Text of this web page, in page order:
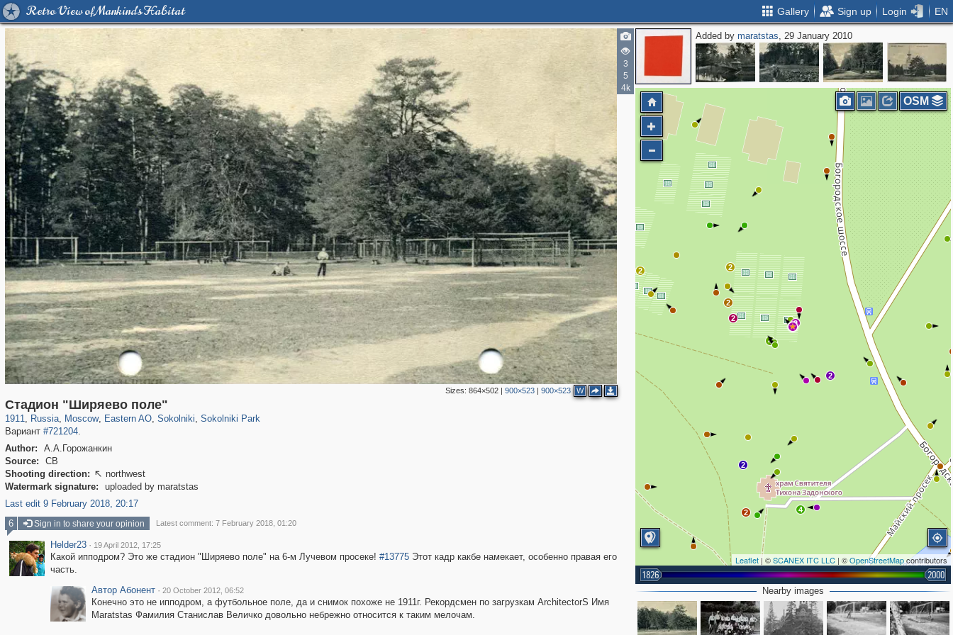
Retro View of Mankind's Habitat Gallery Sign up Login EN
3
5
4k
Sizes: 864×502| 900×523| 900×523 W
Стадион "Ширяево поле"
1911, Russia
1,407,206 29,248
, Moscow
319,878 8,286
, Eastern AO
20,939 306
, Sokolniki
5,623
, Sokolniki Park
Вариант #721204.
Author:
А.А.Горожанкин
Source:
СВ
Shooting direction:  northwest
Watermark signature:
uploaded by maratstas
Last edit 9 February 2018, 20:17
Added bymaratstas, 29 January 2010
2
2
4
2
3
3
3
3
3
2
4
2
4
2
2
2 2
2
Leaflet | ©SCANEX ITC LLC | ©OpenStreetMapcontributors
1826 2000
OSM
Nearby images
6 Sign in to share your opinion Latest comment: 7 February 2018, 01:20
Helder23 · 19 April 2012, 17:25
Какой ипподром? Это же стадион "Ширяево поле" на 6-м Лучевом просеке! #13775Этот кадр какбе намекает, особенно правая его
часть.
Автор Абонент · 20 October 2012, 06:52
Конечно это не ипподром, а футбольное поле, да и снимок похоже не 1911г. Рекордсмен по загрузкам ArchitectorS Имя
Maratstas Фамилия Станислав Величко довольно небрежно относится к таким мелочам.